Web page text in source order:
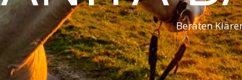
Beraten